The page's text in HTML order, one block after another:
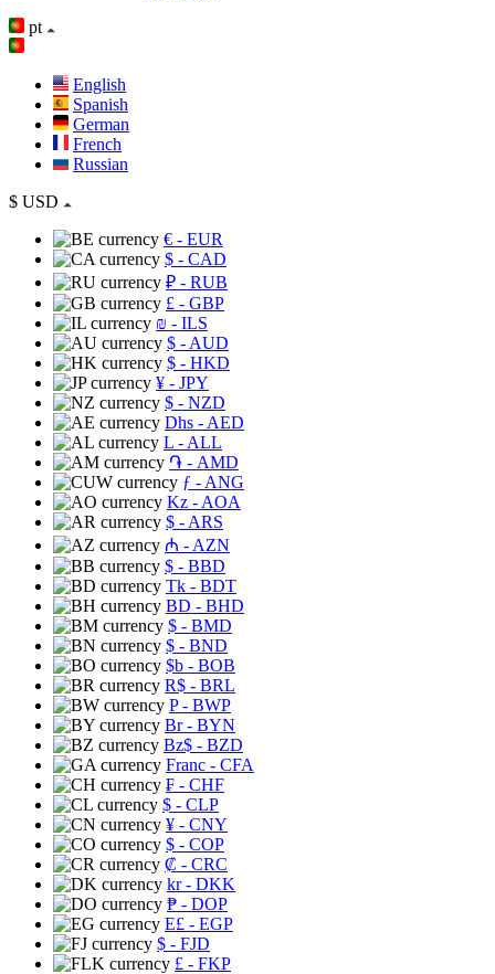
pt
English
Spanish
German
French
Russian
$ USD
€ - EUR
$ - CAD
₽ - RUB
£ - GBP
₪ - ILS
$ - AUD
$ - HKD
¥ - JPY
$ - NZD
Dhs - AED
L - ALL
֏ - AMD
ƒ - ANG
Kz - AOA
$ - ARS
₼ - AZN
$ - BBD
Tk - BDT
BD - BHD
$ - BMD
$ - BND
$b - BOB
R$ - BRL
P- BWP
Br- BYN
Bz$ - BZD
Franc - CFA
₣ - CHF
$ - CLP
¥ - CNY
$ - COP
₡ - CRC
kr- DKK
₱ - DOP
E£ - EGP
$ - FJD
£ - FKP